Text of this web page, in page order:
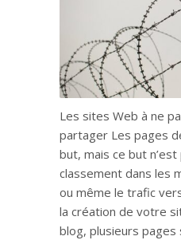
Les sites Web à ne
partager Les pages
but, mais ce but
classement dans les
ou même le trafic
la création de votre
blog, plusieurs